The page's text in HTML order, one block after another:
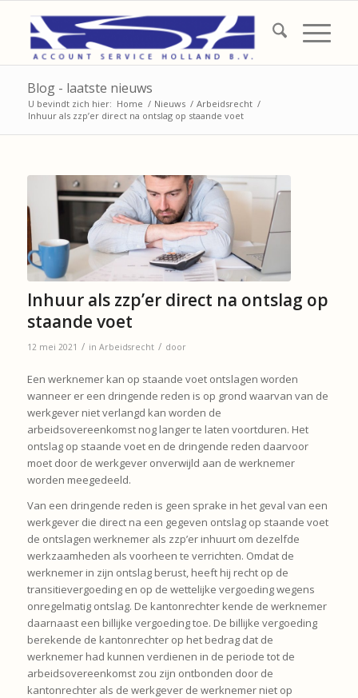
Blog - laatste nieuws
U bevindt zich hier: Home / Nieuws / Arbeidsrecht /
Inhuur als zzp’er direct na ontslag op staande voet
Inhuur als zzp’er direct na ontslag op
staande voet
12 mei 2021 / in Arbeidsrecht / door
Een werknemer kan op staande voet ontslagen worden
wanneer er een dringende reden is op grond waarvan van de
werkgever niet verlangd kan worden de
arbeidsovereenkomst nog langer te laten voortduren. Het
ontslag op staande voet en de dringende reden daarvoor
moet door de werkgever onverwijld aan de werknemer
worden meegedeeld.
Van een dringende reden is geen sprake in het geval van een
werkgever die direct na een gegeven ontslag op staande voet
de ontslagen werknemer als zzp’er inhuurt om dezelfde
werkzaamheden als voorheen te verrichten. Omdat de
werknemer in zijn ontslag berust, heeft hij recht op de
transitievergoeding en op de wettelijke vergoeding wegens
onregelmatig ontslag. De kantonrechter kende de werknemer
daarnaast een billijke vergoeding toe. De billijke vergoeding
berekende de kantonrechter op het bedrag dat de
werknemer had kunnen verdienen in de periode tot de
arbeidsovereenkomst zou zijn ontbonden door de
kantonrechter als de werkgever de werknemer niet op